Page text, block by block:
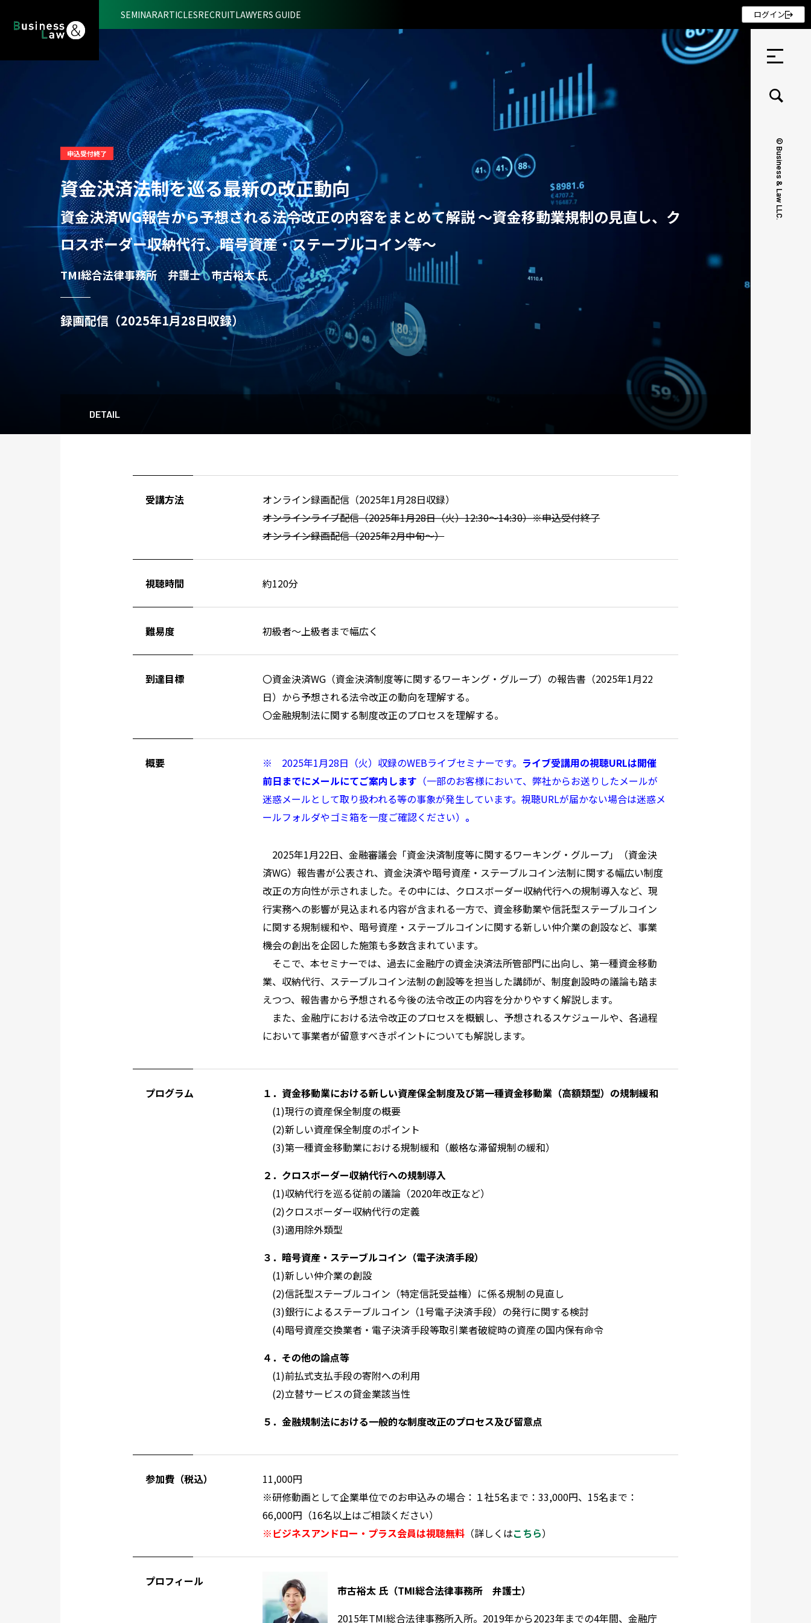
© Business & Law LLC.
記事
SEMINARARTICLESRECRUITLAWYERS GUIDE ログイン
申込受付終了
資金決済法制を巡る最新の改正動向
資金決済WG報告から予想される法令改正の内容をまとめて解説 ～資金移動業規制の見直し、ク
ロスボーダー収納代行、暗号資産・ステーブルコイン等～
TMI総合法律事務所 弁護士 市古裕太 氏
録画配信（2025年1月28日収録）
DETAIL
受講方法
オンライン録画配信（2025年1月28日収録）
オンラインライブ配信（2025年1月28日（火）12:30～14:30）※申込受付終了
オンライン録画配信（2025年2月中旬～）
視聴時間 約120分
難易度 初級者～上級者まで幅広く
到達目標
〇資金決済WG（資金決済制度等に関するワーキング・グループ）の報告書（2025年1月22
日）から予想される法令改正の動向を理解する。
〇金融規制法に関する制度改正のプロセスを理解する。
概要 ※ 2025年1月28日（火）収録のWEBライブセミナーです。 ライブ受講用の視聴URLは開催
前日までにメールにてご案内します （一部のお客様において、弊社からお送りしたメールが
迷惑メールとして取り扱われる等の事象が発生しています。視聴URLが届かない場合は迷惑メ
ールフォルダやゴミ箱を一度ご確認ください）。
2025年1月22日、金融審議会「資金決済制度等に関するワーキング・グループ」（資金決
済WG）報告書が公表され、資金決済や暗号資産・ステーブルコイン法制に関する幅広い制度
改正の方向性が示されました。その中には、クロスボーダー収納代行への規制導入など、現
行実務への影響が見込まれる内容が含まれる一方で、資金移動業や信託型ステーブルコイン
に関する規制緩和や、暗号資産・ステーブルコインに関する新しい仲介業の創設など、事業
機会の創出を企図した施策も多数含まれています。
そこで、本セミナーでは、過去に金融庁の資金決済法所管部門に出向し、第一種資金移動
業、収納代行、ステーブルコイン法制の創設等を担当した講師が、制度創設時の議論も踏ま
えつつ、報告書から予想される今後の法令改正の内容を分かりやすく解説します。
また、金融庁における法令改正のプロセスを概観し、予想されるスケジュールや、各過程
において事業者が留意すべきポイントについても解説します。
プログラム
１．資金移動業における新しい資産保全制度及び第一種資金移動業（高額類型）の規制緩和
(1)現行の資産保全制度の概要
(2)新しい資産保全制度のポイント
(3)第一種資金移動業における規制緩和（厳格な滞留規制の緩和）
２．クロスボーダー収納代行への規制導入
(1)収納代行を巡る従前の議論（2020年改正など）
(2)クロスボーダー収納代行の定義
(3)適用除外類型
３．暗号資産・ステーブルコイン（電子決済手段）
(1)新しい仲介業の創設
(2)信託型ステーブルコイン（特定信託受益権）に係る規制の見直し
(3)銀行によるステーブルコイン（1号電子決済手段）の発行に関する検討
(4)暗号資産交換業者・電子決済手段等取引業者破綻時の資産の国内保有命令
４．その他の論点等
(1)前払式支払手段の寄附への利用
(2)立替サービスの貸金業該当性
５．金融規制法における一般的な制度改正のプロセス及び留意点
参加費（税込）
11,000円
※研修動画として企業単位でのお申込みの場合：１社5名まで：33,000円、15名まで：
66,000円（16名以上はご相談ください）
※ビジネスアンドロー・プラス会員は視聴無料 （詳しくはこちら）
プロフィール
市古裕太 氏（TMI総合法律事務所 弁護士）
2015年TMI総合法律事務所入所。2019年から2023年までの4年間、金融庁